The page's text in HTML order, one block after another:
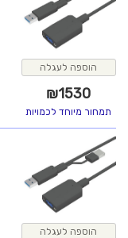
הוספה לעגלה
₪1530
תמחור מיוחד לכמויות
הוספה לעגלה